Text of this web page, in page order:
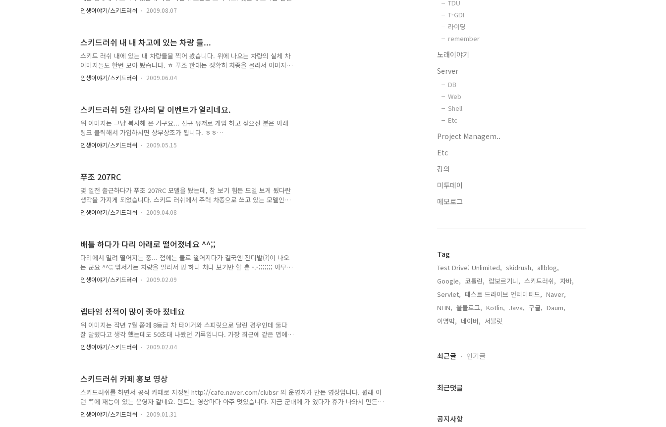
리스, 두번째는 코이노니아, 세번째는 크라스, 네번째는 오로스 입니다. 그동안
랩이 높은 유저들은 오로스에서만 활동을 해서 뭔가 새로운 것을 원하고 있었는
종 퀘스트, 주유소 등을 받을 수 있습니다. 공항이니 만큼 비행기 앞에서 한번 찍
어 봤습니다. 공항을 나와서 가운데로 길게 뻗은 도로입니다. 다른 도시와는 다
르게 아주 무성하게 잘 자란 가로수가 멋있어 보입니다. ^^ 한쪽 길에 보이는 지
하철 역입니..
인생이야기/스키드러쉬 2009.08.07
스키드러쉬 내 내 차고에 있는 차량 들...
스키드 러쉬 내에 있는 내 차량들을 찍어 봤습니다. 위에 나오는 차량의 실체 차
이미지들도 한번 모아 봤습니다. ㅎ 푸조 한대는 정확히 차종을 몰라서 이미지를
못구하겠고, AE8은 제대로 된 사진이 거의 없네요. ^^ 넘 오래 되서 그런가 ㅎㅎ
앞으로 애스턴마틴 뱅퀴시, 포르쉐 Carrera GT, Bentley Continental GT 등도
인생이야기/스키드러쉬 2009.06.04
스키드러쉬 5월 감사의 달 이벤트가 열리네요.
위 이미지는 그냥 복사해 온 거구요... 신규 유저로 게임 하고 싶으신 분은 아래
링크 클릭해서 가입하시면 상부상조가 됩니다. ㅎㅎ
http://hani.hangame.com/exfriend/skidrush.nhn?
cardid=124236977302800661
http://hani.hangame.com/exfriend/skidrush.nhn?
cardid=124236975616153987
http://hani.hangame.com/exfriend/skidrush.nhn?
cardid=124236978666474882 http://hani.hangame.com/exfriend/ski..
인생이야기/스키드러쉬 2009.05.15
푸조 207RC
몇 일전 출근하다가 푸조 207RC 모델을 봤는데, 참 보기 힘든 모델 보게 됬다란
생각을 가지게 되었습니다. 스키드 러쉬에서 주력 차종으로 쓰고 있는 모델인
데... 차량 이미지는 아래처럼 생겼습니다. 3door 모델이고, 수동 기어만 수입되
며, 달리기 성능이 207GT에 비해 뛰어나다는 정도는 이미 알고 있었고, 그래서
보게 되었네요. ^^ (http://avantgarde.egloos.com/1690019 참조) 뭐 통계치
가 2007년 통계 기준이니 지금은 훨씬(?) 더 많이 팔렸겠지만... ^^ 그래도 몇대
안팔린 차를 보게 되었다는 사실이 재밌..
인생이야기/스키드러쉬 2009.04.08
배틀 하다가 다리 아래로 떨어졌네요 ^^;;
다리에서 밀려 떨어지는 중... 첨에는 물로 떨어지다가 결국엔 잔디밭(?)이 나오
는 군요 ^^;; 앞서가는 차량을 멀리서 멍 하니 처다 보기만 할 뿐 -.-;;;;;;; 아무
생각없이 앞으로 달려가니 다시 도로 위로 올라가네요. 그나 저나 너무나도 차량
스펙이 좋고, 잘 달리는 사람들이 많아서 배틀 하기가 여간 힘든게 아니네요 ㅎ
인생이야기/스키드러쉬 2009.02.09
랩타임 성적이 많이 좋아 졌네요
위 이미지는 작년 7월 쯤에 8등급 차 타이거와 스피릿으로 달린 경우인데 둘다
잘 달렸다고 생각 했는데도 50초대 나왔던 기록입니다. 가장 최근에 같은 맵에서
달린 기록은 아래 스샷과 같습니다. 차도 9등급 MPM7으로 바뀌고 귀속이랑 기
타 km 옵션 달린 파츠, 부스터 옵션 달린 파츠 등을 끼고 달린 거지만 어째든
많이 증가했겠지만 어째든 80대 랩에서 저정도 기록이 나온다는 것을 보아 기분
이 좋습니다. 그나 저나 얼른 80파츠 득, 귀속 1등 득해야 할텐데요 ㅎㅎ
인생이야기/스키드러쉬 2009.02.04
스키드러쉬 카페 홍보 영상
스키드러쉬를 하면서 공식 카페로 지정된 http://cafe.naver.com/clubsr 의 운영자가 만든 영상입니다. 원래 이
런 쪽에 재능이 있는 운영자 같네요. 만드는 영상마다 아주 멋있습니다. 지금 군대에 가 있다가 휴가 나와서 만든
듯... 짧지만 잘 만든 영상이니 한번 감상해 보세요 ㅎㅎ
인생이야기/스키드러쉬 2009.01.31
TDU
T-GDI
라이딩
remember
노래이야기
Server
DB
Web
Shell
Etc
Project Managem..
Etc
강의
미투데이
메모로그
Tag
Test Drive: Unlimited, skidrush, allblog,
Google, 코틀린, 람보르기니, 스키드러쉬, 자바,
Servlet, 테스트 드라이브 언리미티드, Naver,
NHN, 올블로그, Kotlin, Java, 구글, Daum,
이명박, 네이버, 서블릿,
최
과
글
최근글 인기글
최근댓글
공지사항